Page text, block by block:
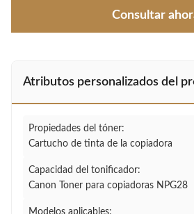
Consultar
Atributos personalizados del
Propiedades del tóner:
Cartucho de tinta de la copiadora
Capacidad del tonificador:
Canon Toner para copiadoras NPG28
Modelos aplicables: